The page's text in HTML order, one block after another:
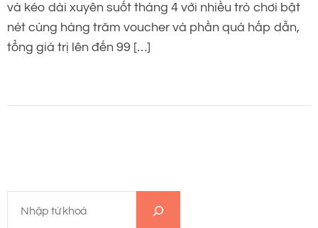
và kéo dài xuyên suốt tháng 4 với nhiều trò chơi bật
nét cùng hàng trăm voucher và phần quà hấp dẫn,
tổng giá trị lên đến 99 […]